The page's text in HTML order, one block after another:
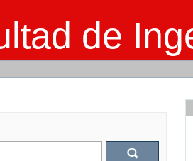
de